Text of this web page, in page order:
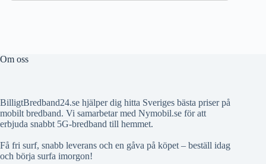
Om oss
BilligtBredband24.se hjälper dig hitta Sveriges bästa priser på
mobilt bredband. Vi samarbetar med Nymobil.se för att
erbjuda snabbt 5G-bredband till hemmet.
Få fri surf, snabb leverans och en gåva på köpet – beställ idag
och börja surfa imorgon!